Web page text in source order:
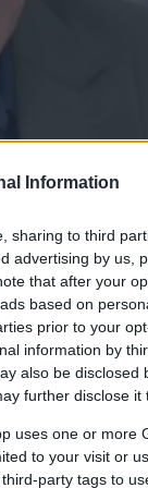
Information
sharing to third
advertising by us,
that after your
based on
prior to your
information by
also be disclosed
further disclose it
uses one or more
to your visit or
party tags to
να
για τον